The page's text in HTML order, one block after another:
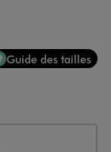
Guide des tailles